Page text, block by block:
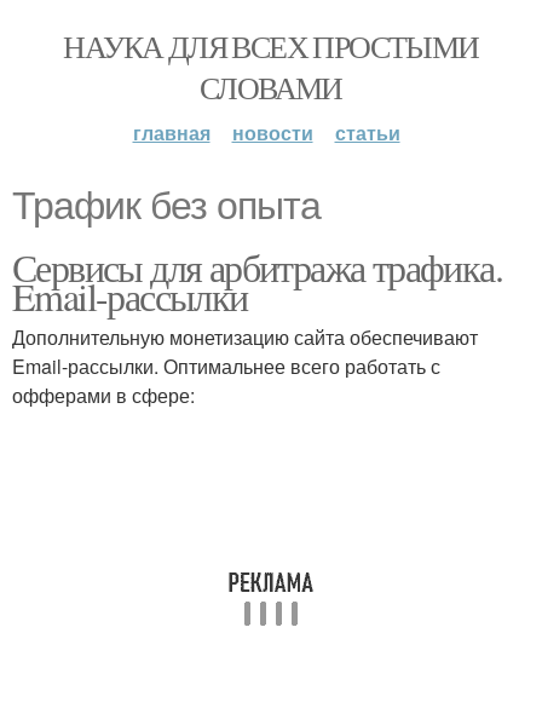
НАУКА ДЛЯ ВСЕХ ПРОСТЫМИ
СЛОВАМИ
главная новости статьи
Трафик без опыта
Сервисы для арбитража трафика.
Email-рассылки
Дополнительную монетизацию сайта обеспечивают
Email-рассылки. Оптимальнее всего работать с
офферами в сфере: